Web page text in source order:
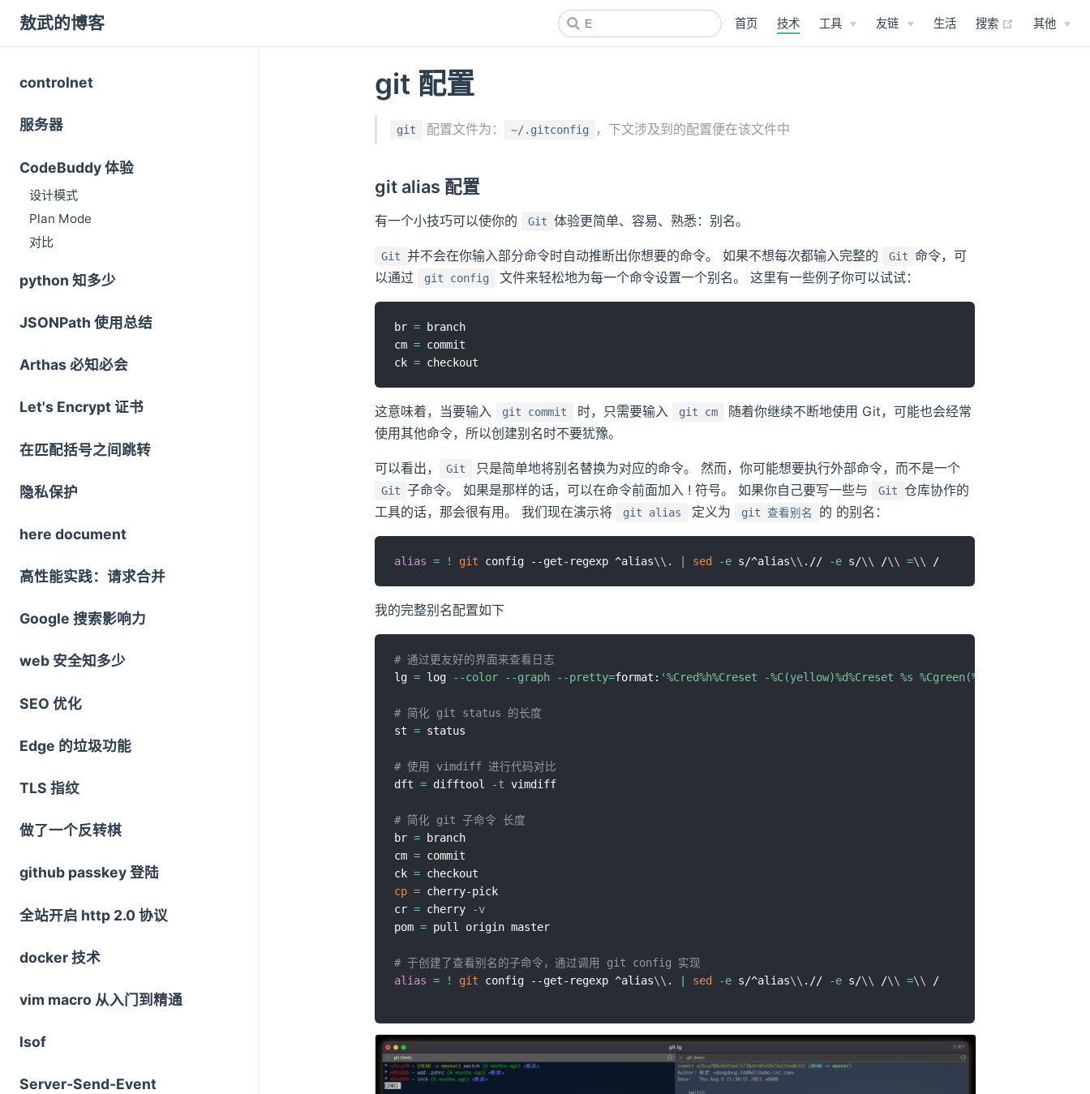
敖武的博客 首页 技术 工具 友链 生活 搜索 (opens new
其他
controlnet
服务器
CodeBuddy 体验
设计模式
Plan Mode
对比
python 知多少
JSONPath 使用总结
Arthas 必知必会
Let's Encrypt 证书
在匹配括号之间跳转
隐私保护
here document
高性能实践：请求合并
Google 搜索影响力
web 安全知多少
SEO 优化
Edge 的垃圾功能
TLS 指纹
做了一个反转棋
github passkey 登陆
全站开启 http 2.0 协议
docker 技术
vim macro 从入门到精通
lsof
Server-Send-Event
git 配置
git 配置文件为： ~/.gitconfig ，下文涉及到的配置便在该文件中
git alias 配置
有一个小技巧可以使你的 Git 体验更简单、容易、熟悉：别名。
Git 并不会在你输入部分命令时自动推断出你想要的命令。 如果不想每次都输入完整的 Git 命令，可
以通过
git config 文件来轻松地为每一个命令设置一个别名。 这里有一些例子你可以试试：
br = branch
cm = commit
ck =
这意味着，当要输入 git commit 时，只需要输入 git cm
随着你继续不断地使用 Git，可能也会经常
使用其他命令，所以创建别名时不要犹豫。
可以看出， Git 只是简单地将别名替换为对应的命令。 然而，你可能想要执行外部命令，而不是一个
Git 子命令。 如果是那样的话，可以在命令前面加入 ! 符号。 如果你自己要写一些与 Git 仓库协作的
工具的话，那会很有用。 我们现在演示将
git alias 定义为 git 查看别名 的 的别名：
alias = ! git config --get-regexp ^alias\\ . | sed -e s/^alias\\ .// -e s/\\ /\\ =\\
我的完整别名配置如下
# 通过更友好的界面来查看日志
lg = log --color --graph --pretty=format: '%Cred%h%Creset -%C(yellow)%d%Creset %s %Cgreen(%cr) %C(bold
# 简化 git status 的长度
st = status
# 使用 vimdiff 进行代码对比
dft = difftool -t vimdiff
# 简化 git 子命令 长度
br = branch
cm = commit
ck =
cp = cherry-pick
cr = cherry
-v
pom = pull origin master
# 于创建了查看别名的子命令，通过调用 git config 实现
alias = ! git config --get-regexp ^alias\\ . | sed -e s/^alias\\ .// -e s/\\ /\\ =\\ /